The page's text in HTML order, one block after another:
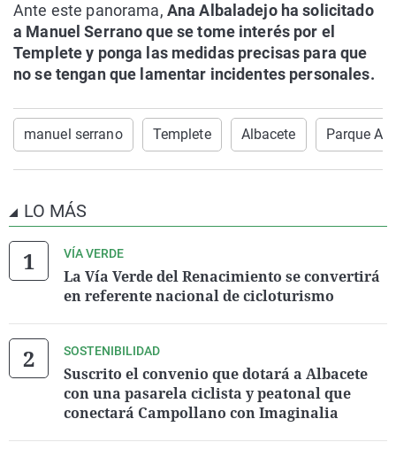
Ante este panorama, Ana Albaladejo ha solicitado
a Manuel Serrano que se tome interés por el
Templete y ponga las medidas precisas para que
no se tengan que lamentar incidentes personales.
manuel serrano Templete Albacete Parque
LO MÁS
VÍA VERDE
La Vía Verde del Renacimiento se convertirá
en referente nacional de cicloturismo
SOSTENIBILIDAD
Suscrito el convenio que dotará a Albacete
con una pasarela ciclista y peatonal que
conectará Campollano con Imaginalia